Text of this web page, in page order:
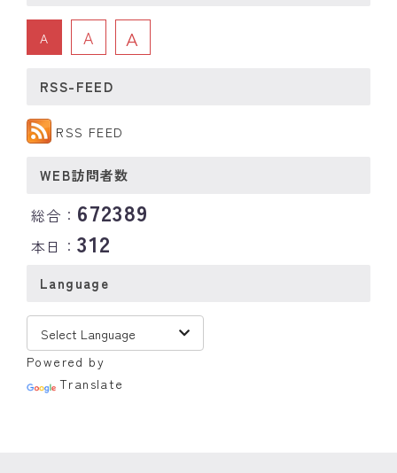
A A A
RSS-FEED
RSS FEED
WEB訪問者数
総合： 672389
本日：312
Language
Powered by
Translate